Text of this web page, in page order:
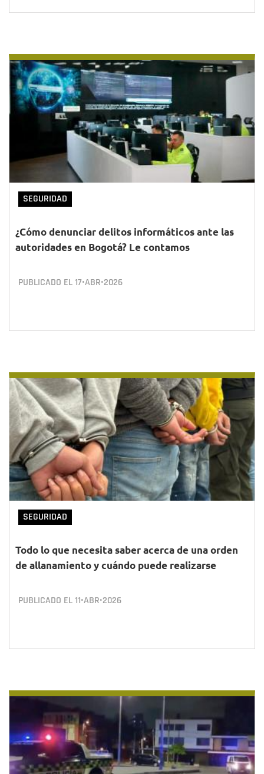
SEGURIDAD
¿Cómo denunciar delitos informáticos ante las
autoridades en Bogotá? Le contamos
PUBLICADO EL17•ABR•2026
SEGURIDAD
Todo lo que necesita saber acerca de una orden
de allanamiento y cuándo puede realizarse
PUBLICADO EL11•ABR•2026